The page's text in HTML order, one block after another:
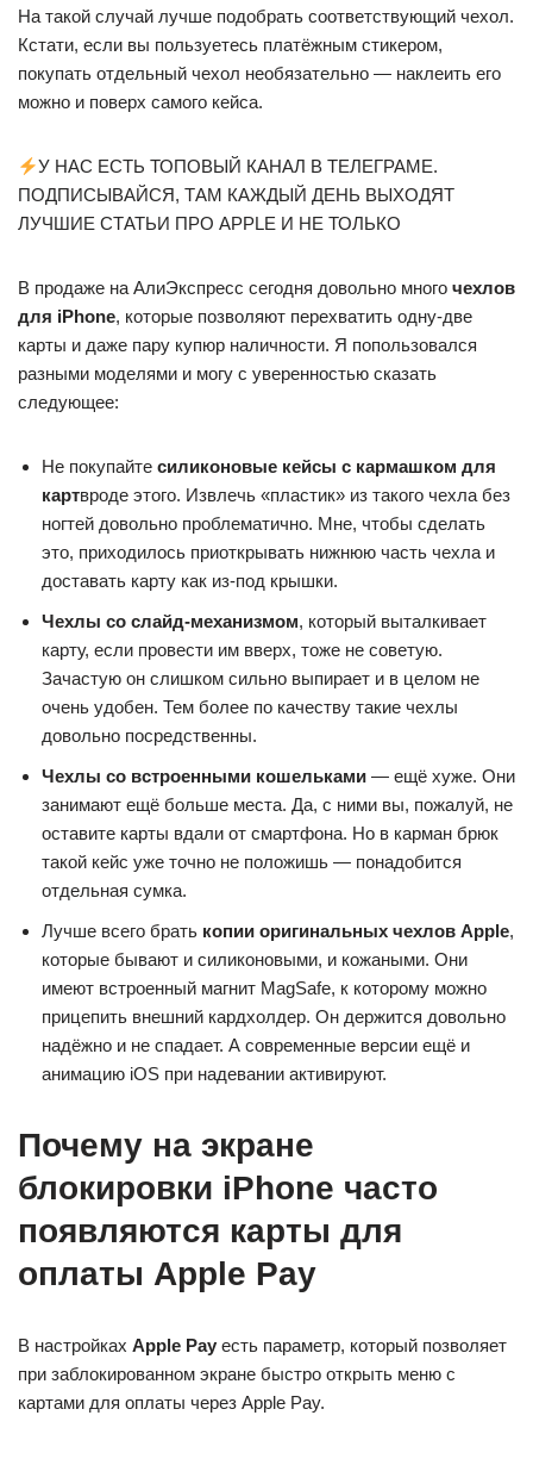
На такой случай лучше подобрать соответствующий чехол.
Кстати, если вы пользуетесь платёжным стикером,
покупать отдельный чехол необязательно — наклеить его
можно и поверх самого кейса.
У НАС ЕСТЬ ТОПОВЫЙ КАНАЛ В ТЕЛЕГРАМЕ.
ПОДПИСЫВАЙСЯ, ТАМ КАЖДЫЙ ДЕНЬ ВЫХОДЯТ
ЛУЧШИЕ СТАТЬИ ПРО APPLE И НЕ ТОЛЬКО
В продаже на АлиЭкспресс сегодня довольно много чехлов
для iPhone, которые позволяют перехватить одну-две
карты и даже пару купюр наличности. Я попользовался
разными моделями и могу с уверенностью сказать
следующее:
Не покупайте силиконовые кейсы с кармашком для
картвроде этого. Извлечь «пластик» из такого чехла без
ногтей довольно проблематично. Мне, чтобы сделать
это, приходилось приоткрывать нижнюю часть чехла и
доставать карту как из-под крышки.
Чехлы со слайд-механизмом, который выталкивает
карту, если провести им вверх, тоже не советую.
Зачастую он слишком сильно выпирает и в целом не
очень удобен. Тем более по качеству такие чехлы
довольно посредственны.
Чехлы со встроенными кошельками — ещё хуже. Они
занимают ещё больше места. Да, с ними вы, пожалуй, не
оставите карты вдали от смартфона. Но в карман брюк
такой кейс уже точно не положишь — понадобится
отдельная сумка.
Лучше всего брать копии оригинальных чехлов Apple,
которые бывают и силиконовыми, и кожаными. Они
имеют встроенный магнит MagSafe, к которому можно
прицепить внешний кардхолдер. Он держится довольно
надёжно и не спадает. А современные версии ещё и
анимацию iOS при надевании активируют.
Почему на экране
блокировки iPhone часто
появляются карты для
оплаты Apple Pay
В настройках Apple Pay есть параметр, который позволяет
при заблокированном экране быстро открыть меню с
картами для оплаты через Apple Pay.